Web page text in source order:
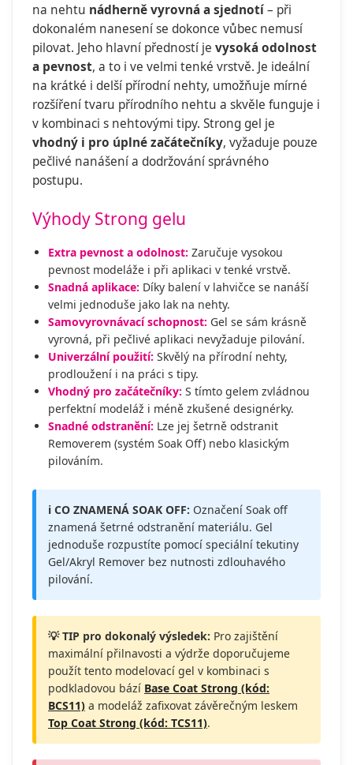
na nehtu nádherně vyrovná a sjednotí– při
dokonalém nanesení se dokonce vůbec nemusí
pilovat. Jeho hlavní předností je vysoká odolnost
a pevnost, a to i ve velmi tenké vrstvě. Je ideální
na krátké i delší přírodní nehty, umožňuje mírné
rozšíření tvaru přírodního nehtu a skvěle funguje i
v kombinaci s nehtovými tipy. Strong gel je
vhodný i pro úplné začátečníky, vyžaduje pouze
pečlivé nanášení a dodržování správného
postupu.
Výhody Strong gelu
Extra pevnost a odolnost: Zaručuje vysokou
pevnost modeláže i při aplikaci v tenké vrstvě.
Snadná aplikace: Díky balení v lahvičce se nanáší
velmi jednoduše jako lak na nehty.
Samovyrovnávací schopnost: Gel se sám krásně
vyrovná, při pečlivé aplikaci nevyžaduje pilování.
Univerzální použití: Skvělý na přírodní nehty,
prodloužení i na práci s tipy.
Vhodný pro začátečníky: S tímto gelem zvládnou
perfektní modeláž i méně zkušené designérky.
Snadné odstranění: Lze jej šetrně odstranit
Removerem (systém Soak Off) nebo klasickým
pilováním.
ℹ️ CO ZNAMENÁ SOAK OFF: Označení Soak off
znamená šetrné odstranění materiálu. Gel
jednoduše rozpustíte pomocí speciální tekutiny
Gel/Akryl Remover bez nutnosti zdlouhavého
pilování.
💡 TIP pro dokonalý výsledek: Pro zajištění
maximální přilnavosti a výdrže doporučujeme
použít tento modelovací gel v kombinaci s
podkladovou bází Base Coat Strong (kód:
BCS11) a modeláž zafixovat závěrečným leskem
Top Coat Strong (kód: TCS11).